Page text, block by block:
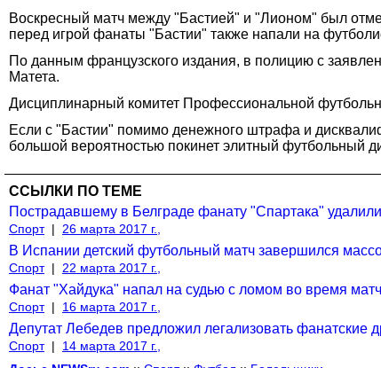
Воскресный матч между "Бастией" и "Лионом" был
перед игрой фанаты "Бастии" также напали на
По данным французского издания, в полицию с
Матета.
Дисциплинарный комитет Профессиональной
Если с "Бастии" помимо денежного штрафа и
большой вероятностью покинет элитный футбольный
ССЫЛКИ ПО ТЕМЕ
Пострадавшему в Белграде фанату "Спартака" удалили
Спорт | 26 марта 2017 г.,
В Испании детский футбольный матч завершился
Спорт | 22 марта 2017 г.,
Фанат "Хайдука" напал на судью с ломом во время
Спорт | 16 марта 2017 г.,
Депутат Лебедев предложил легализовать фанатские
Спорт |
14 марта 2017 г.,